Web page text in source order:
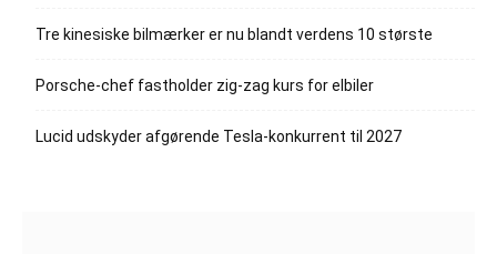
Tre kinesiske bilmærker er nu blandt verdens 10 største
Porsche-chef fastholder zig-zag kurs for elbiler
Lucid udskyder afgørende Tesla-konkurrent til 2027